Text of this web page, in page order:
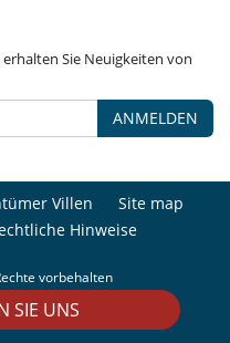
SIE UNS
Sie Neuigkeiten von
ANMELDEN
Villen
Site map
Hinweise
vorbehalten